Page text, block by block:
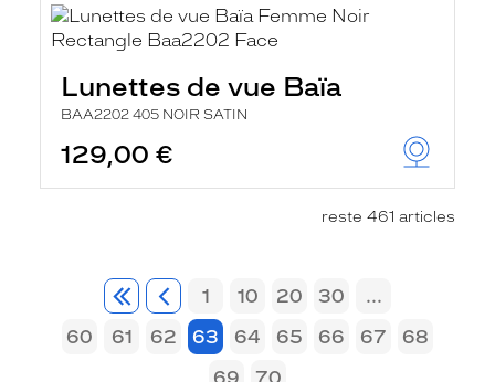
Lunettes de vue Baïa
BAA2202 405 NOIR SATIN
129,00 €
reste 461 articles
1 10 20 30
...
60
61 62 63 64 65 66 67
68
69
70